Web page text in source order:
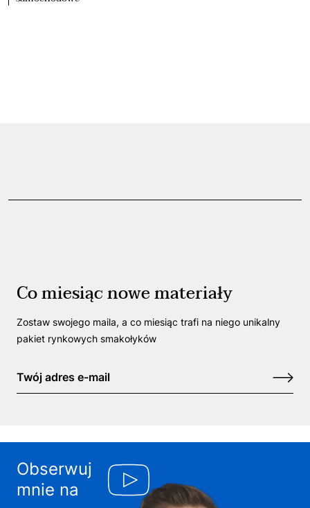
Co miesiąc nowe materiały
Zostaw swojego maila, a co miesiąc trafi na niego unikalny
pakiet rynkowych smakołyków
Obserwuj
mnie na